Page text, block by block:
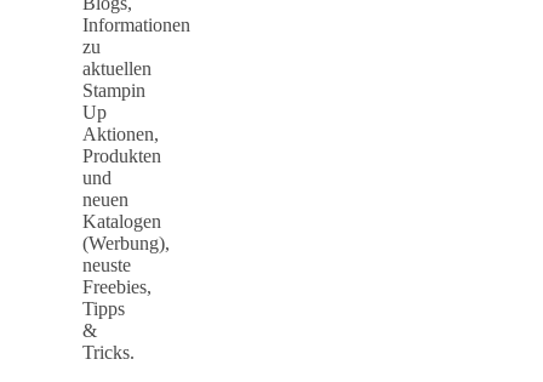
Informationen
zu
aktuellen
Stampin
Up
Aktionen,
Produkten
und
neuen
Katalogen
(Werbung),
neuste
Freebies,
Tipps
&
Tricks.